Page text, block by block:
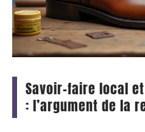
Savoir-faire local
: l’argument de la